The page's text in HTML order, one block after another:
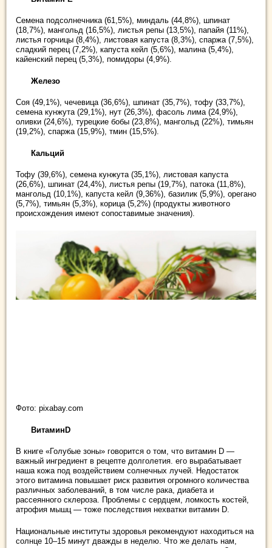
Семена подсолнечника (61,5%), миндаль (44,8%), шпинат
(18,7%), мангольд (16,5%), листья репы (13,5%), папайя (11%),
листья горчицы (8,4%), листовая капуста (8,3%), спаржа (7,5%),
сладкий перец (7,2%), капуста кейл (5,6%), малина (5,4%),
кайенский перец (5,3%), помидоры (4,9%).
Железо
Соя (49,1%), чечевица (36,6%), шпинат (35,7%), тофу (33,7%),
семена кунжута (29,1%), нут (26,3%), фасоль лима (24,9%),
оливки (24,6%), турецкие бобы (23,8%), мангольд (22%), тимьян
(19,2%), спаржа (15,9%), тмин (15,5%).
Кальций
Тофу (39,6%), семена кунжута (35,1%), листовая капуста
(26,6%), шпинат (24,4%), листья репы (19,7%), патока (11,8%),
мангольд (10,1%), капуста кейл (9,36%), базилик (5,9%), орегано
(5,7%), тимьян (5,3%), корица (5,2%) (продукты животного
происхождения имеют сопоставимые значения).
Фото: pixabay.com
ВитаминD
В книге «Голубые зоны» говорится о том, что витамин D —
важный ингредиент в рецепте долголетия. его вырабатывает
наша кожа под воздействием солнечных лучей. Недостаток
этого витамина повышает риск развития огромного количества
различных заболеваний, в том числе рака, диабета и
рассеянного склероза. Проблемы с сердцем, ломкость костей,
атрофия мышц — тоже последствия нехватки витамин D.
Национальные институты здоровья рекомендуют находиться на
солнце 10–15 минут дважды в неделю. Что же делать нам,